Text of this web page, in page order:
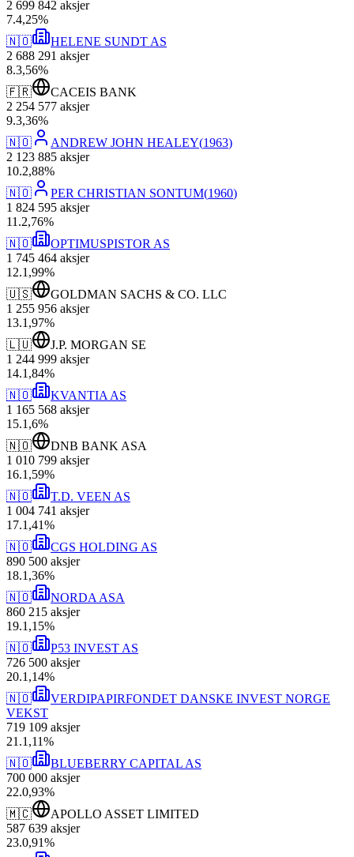
2 699 842 aksjer
7.4,25%
🇳🇴
HELENE SUNDT AS
2 688 291 aksjer
8.3,56%
🇫🇷
CACEIS BANK
2 254 577 aksjer
9.3,36%
🇳🇴
ANDREW JOHN HEALEY(1963)
2 123 885 aksjer
10.2,88%
🇳🇴
PER CHRISTIAN SONTUM(1960)
1 824 595 aksjer
11 .2,76%
🇳🇴
OPTIMUSPISTOR AS
1 745 464 aksjer
12.1,99%
🇺🇸
GOLDMAN SACHS & CO. LLC
1 255 956 aksjer
13.1,97%
🇱🇺
J.P. MORGAN SE
1 244 999 aksjer
14.1,84%
🇳🇴
KVANTIA AS
1 165 568 aksjer
15.1,6%
🇳🇴
DNB BANK ASA
1 010 799 aksjer
16.1,59%
🇳🇴
T.D. VEEN AS
1 004 741 aksjer
17.1,41%
🇳🇴
CGS HOLDING AS
890 500 aksjer
18.1,36%
🇳🇴
NORDA ASA
860 215 aksjer
19.1,15%
🇳🇴
P53 INVEST AS
726 500 aksjer
20.1,14%
🇳🇴
VERDIPAPIRFONDET DANSKE INVEST NORGE
VEKST
719 109 aksjer
21 .1,11%
🇳🇴
BLUEBERRY CAPITAL AS
700 000 aksjer
22.0,93%
🇲🇨
APOLLO ASSET LIMITED
587 639 aksjer
23.0,91%